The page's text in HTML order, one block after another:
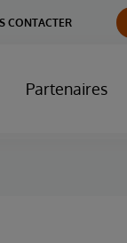
CONTACTER
Partenaires